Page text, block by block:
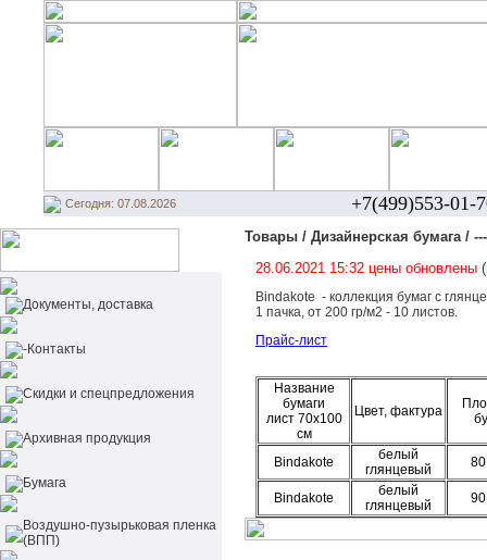
Сегодня: 07.08.2026 +7(499)553-01-
Документы, доставка
-Контакты
Cкидки и спецпредложения
Архивная продукция
Бумага
Воздушно-пузырьковая пленка
(ВПП)
Товары / Дизайнерская бумага /
28.06.2021 15:32 цены обновлены
Bindakote - коллекция бумаг с
1 пачка, от 200 гр/м2 - 10 листов.
Прайс-лист
Название
бумаги
лист 70х100
см
Цвет, фактура
Bindakote
белый
глянцевый
Bindakote
белый
глянцевый